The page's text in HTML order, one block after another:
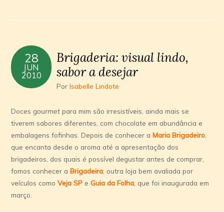
28
JUN
2010
Brigaderia: visual lindo,
sabor a desejar
PorIsabelle Lindote
Docesgourmetpara mim são irresistíveis, ainda mais se
tiverem sabores diferentes, com chocolate em abundância e
embalagens fofinhas. Depois de conhecer aMaria Brigadeiro
que encanta desde o aroma até a apresentação dos
brigadeiros, dos quais é possível degustar antes de comprar,
fomos conhecer aBrigadeira , outra loja bem avaliada por
veículos comoVeja SP eGuia da Folha , que foi inaugurada em
março.